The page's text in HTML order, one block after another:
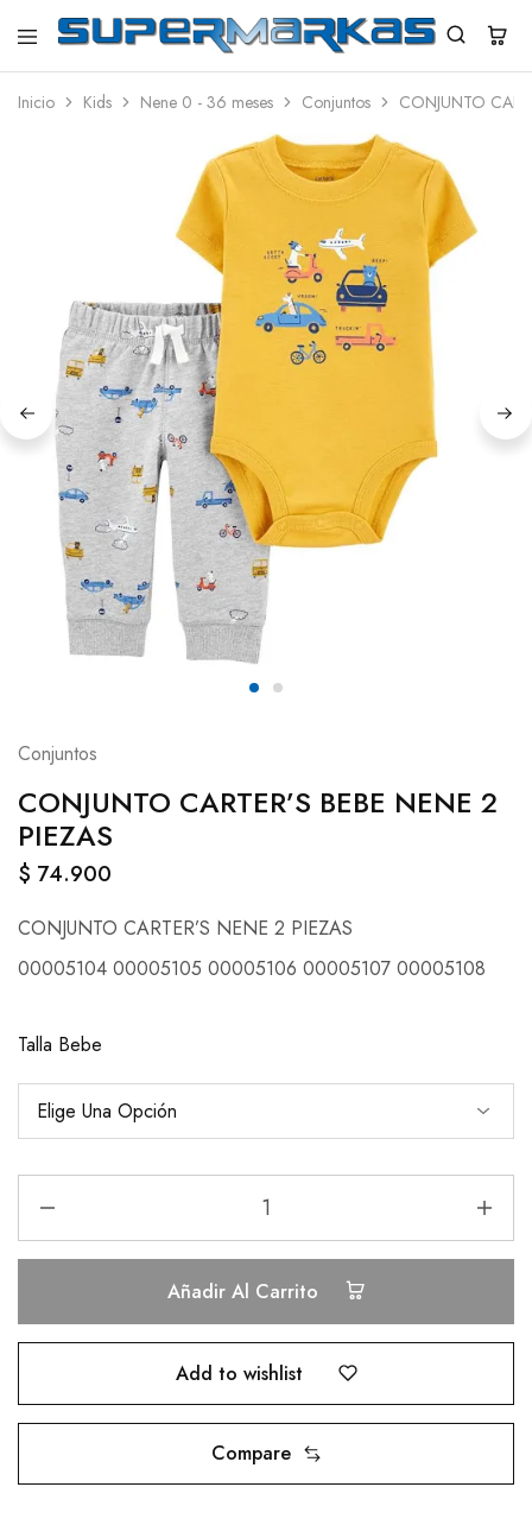
SuperMarkas
Ropa
con
Inicio Kids Nene 0 - 36 meses Conjuntos CONJUNTO
Conjuntos
CONJUNTO CARTER’S BEBE NENE 2
PIEZAS
$ 74.900
CONJUNTO CARTER’S NENE 2 PIEZAS
00005104 00005105 00005106 00005107 00005108
Talla Bebe
Añadir Al Carrito
Add to wishlist
Compare